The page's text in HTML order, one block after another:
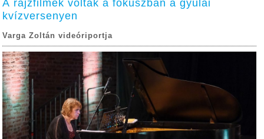
A rajzfilmek voltak a fókuszban a gyulai
kvízversenyen
Varga Zoltán videóriportja